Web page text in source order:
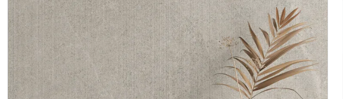
RIVIERE RIGATO BEIGE
60x120 декор (плитка для
RIVIERE RIGATO GRIS
60x120 декор (плитка для
новинкa
RIVIERE BEIGE 120x120
(плитка для підлоги і